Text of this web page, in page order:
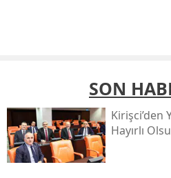
SON
Kirişci’den
Hayırlı